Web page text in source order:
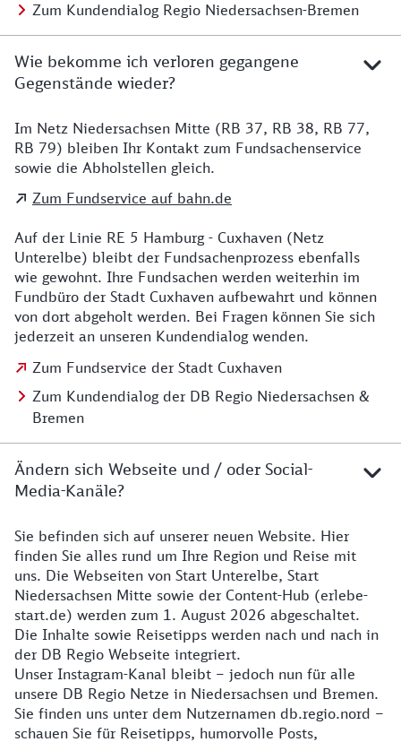
Zum Kundendialog Regio Niedersachsen-Bremen
Wie bekomme ich verloren gegangene
Gegenstände wieder?
Details zu Kontakt
Im Netz Niedersachsen Mitte (RB 37, RB 38, RB 77,
RB 79) bleiben Ihr Kontakt zum Fundsachenservice
sowie die Abholstellen gleich.
Zum Fundservice auf bahn.de
Auf der Linie RE 5 Hamburg - Cuxhaven (Netz
Unterelbe) bleibt der Fundsachenprozess ebenfalls
wie gewohnt. Ihre Fundsachen werden weiterhin im
Fundbüro der Stadt Cuxhaven aufbewahrt und können
von dort abgeholt werden. Bei Fragen können Sie sich
jederzeit an unseren Kundendialog wenden.
Zum Fundservice der Stadt Cuxhaven
Zum Kundendialog der DB Regio Niedersachsen &
Bremen
Ändern sich Webseite und / oder Social-
Media-Kanäle?
Details zur Website
Sie befinden sich auf unserer neuen Website. Hier
finden Sie alles rund um Ihre Region und Reise mit
uns. Die Webseiten von Start Unterelbe, Start
Niedersachsen Mitte sowie der Content-Hub (erlebe-
start.de) werden zum 1. August 2026 abgeschaltet.
Die Inhalte sowie Reisetipps werden nach und nach in
der DB Regio Webseite integriert.
Unser Instagram-Kanal bleibt – jedoch nun für alle
unsere DB Regio Netze in Niedersachsen und Bremen.
Sie finden uns unter dem Nutzernamen db.regio.nord –
schauen Sie für Reisetipps, humorvolle Posts,